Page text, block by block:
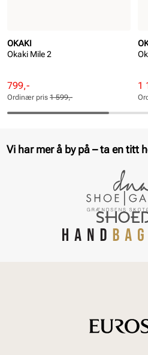
OKAKI
Okaki Mile 2
Rabattert
pris
Pris
799,-
Ordinær
pris
Pris
Ordinær pris 1 599,-
1
Vi har mer å by på – ta en titt